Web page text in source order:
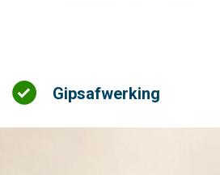
Gipsafwerking